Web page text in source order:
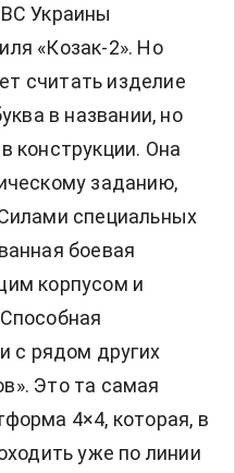
Украины
«Козак-2». Но
считать изделие
в названии, но
конструкции. Она
заданию,
специальных
боевая
корпусом и
с рядом других
Это та самая
4×4, которая, в
уже по линии